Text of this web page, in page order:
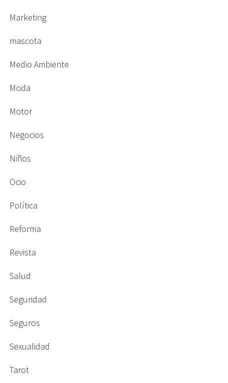
Marketing
mascota
Medio Ambiente
Moda
Motor
Negocios
Niños
Ocio
Política
Reforma
Revista
Salud
Seguridad
Seguros
Sexualidad
Tarot